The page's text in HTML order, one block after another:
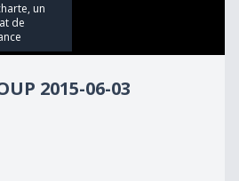
un
de
2015-06-03